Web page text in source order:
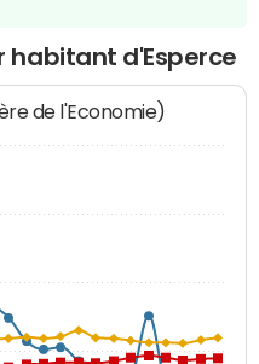
habitant d'Esperce
de l'Economie)